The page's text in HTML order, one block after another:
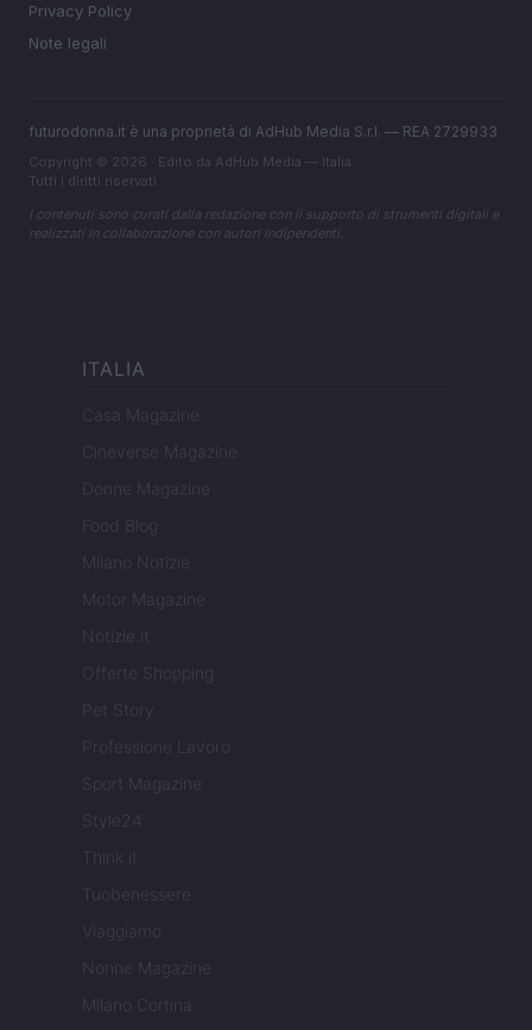
Privacy Policy
Note legali
futurodonna.it è una proprietà di AdHub Media S.r.l. — REA 2729933
Copyright © 2026 · Edito da AdHub Media — Italia
Tutti i diritti riservati
I contenuti sono curati dalla redazione con il supporto di strumenti digitali e
realizzati in collaborazione con autori indipendenti.
ITALIA
Casa Magazine
Cineverse Magazine
Donne Magazine
Food Blog
Milano Notizie
Motor Magazine
Notizie.it
Offerte Shopping
Pet Story
Professione Lavoro
Sport Magazine
Style24
Think.it
Tuobenessere
Viaggiamo
Nonne Magazine
Milano Cortina